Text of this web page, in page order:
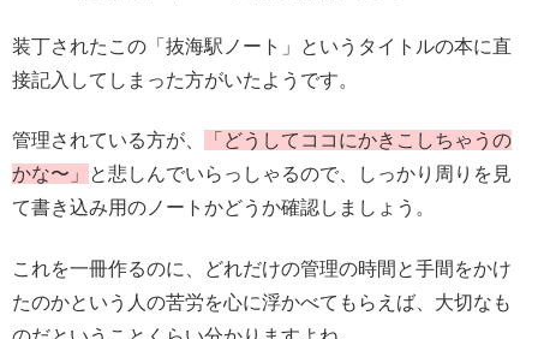
装丁されたこの「抜海駅ノート」というタイトルの本に直
接記入してしまった方がいたようです。
管理されている方が、
「どうしてココにかきこしちゃうの
かな〜」
と悲しんでいらっしゃるので、しっかり周りを見
て書き込み用のノートかどうか確認しましょう。
これを一冊作るのに、どれだけの管理の時間と手間をかけ
たのかという人の苦労を心に浮かべてもらえば、大切なも